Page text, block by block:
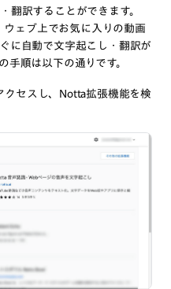
翻訳することができます。
ェブ上でお気に入りの動画
に自動で文字起こし・翻訳が
手順は以下の通りです。
クセスし、Notta拡張機能を検